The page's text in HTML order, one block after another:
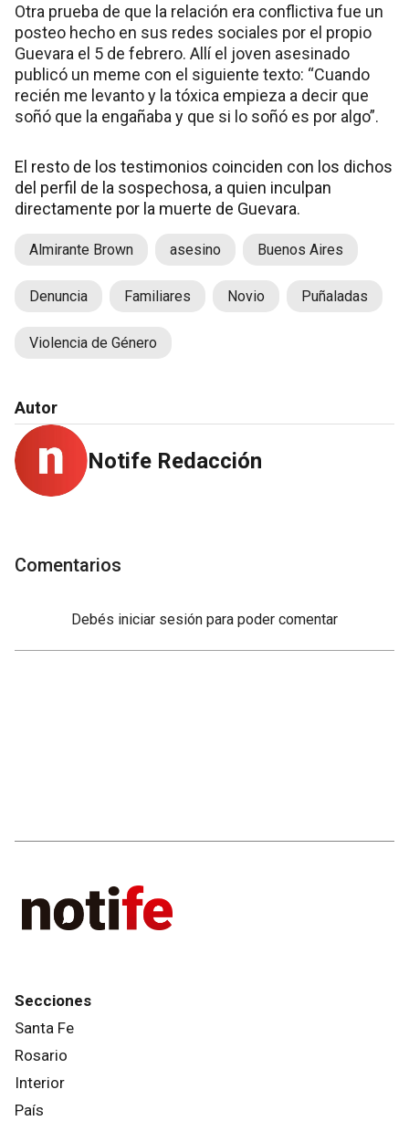
Otra prueba de que la relación era conflictiva fue un
posteo hecho en sus redes sociales por el propio
Guevara el 5 de febrero. Allí el joven asesinado
publicó un meme con el siguiente texto: “Cuando
recién me levanto y la tóxica empieza a decir que
soñó que la engañaba y que si lo soñó es por algo”.
El resto de los testimonios coinciden con los dichos
del perfil de la sospechosa, a quien inculpan
directamente por la muerte de Guevara.
Almirante Brown asesino Buenos Aires
Denuncia Familiares Novio Puñaladas
Violencia de Género
Autor
Notife Redacción
Comentarios
Debés iniciar sesión para poder comentar
Secciones
Santa Fe
Rosario
Interior
País